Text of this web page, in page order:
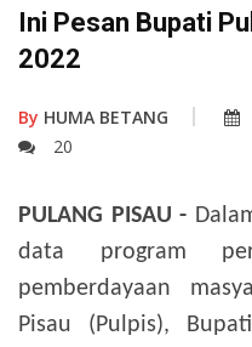
Ini Pesan Bupati
2022
By HUMA BETANG
20
PULANG PISAU -
data program
pemberdayaan
Pisau (Pulpis),